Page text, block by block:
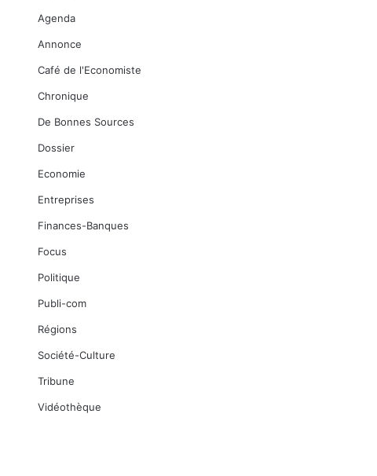
Agenda
Annonce
Café de l'Economiste
Chronique
De Bonnes Sources
Dossier
Economie
Entreprises
Finances-Banques
Focus
Politique
Publi-com
Régions
Société-Culture
Tribune
Vidéothèque